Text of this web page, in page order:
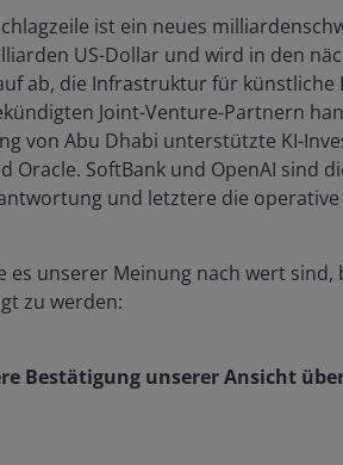
ist ein neues
US-Dollar und wird in den
ab, die Infrastruktur für künstliche
Joint-Venture-Partnern
von Abu Dhabi unterstützte KI-
Oracle. SoftBank und OpenAI sind
und letztere die
es unserer Meinung nach wert
zu werden:
Bestätigung unserer Ansicht